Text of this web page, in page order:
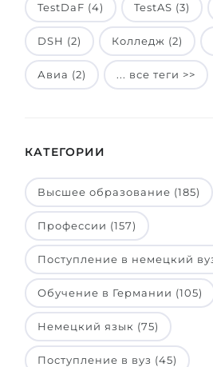
TestDaF (4) TestAS (3)
DSH (2) Колледж (2)
Авиа (2) ... все теги >>
КАТЕГОРИИ
Высшее образование (185)
Профессии (157)
Поступление в немецкий
Обучение в Германии (105)
Немецкий язык (75)
Поступление в вуз (45)